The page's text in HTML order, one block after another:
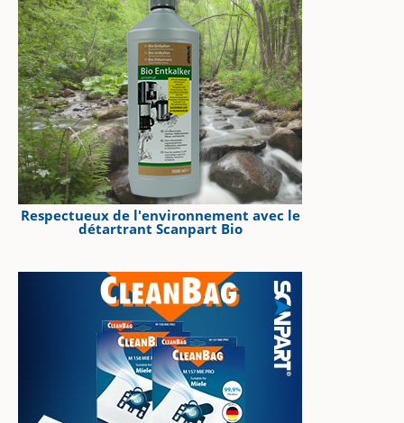
Respectueux de l'environnement avec le
détartrant Scanpart Bio